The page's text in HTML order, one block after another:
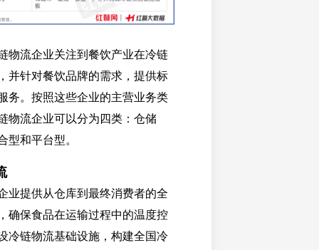
物流企业关注到餐饮产业在冷链
并针对餐饮品牌的需求，提供标
务。按照这些企业的主营业务类
物流企业可以分为四类：仓储
型和平台型。
业提供从仓库到最终消费者的全
确保食品在运输过程中的温度控
冷链物流基础设施，构建全国冷